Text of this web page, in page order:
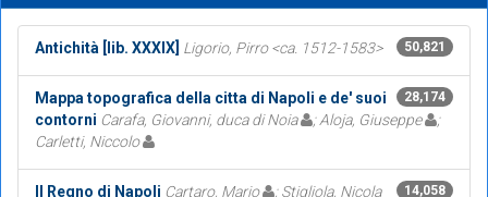
50,821
Antichità [lib. XXXIX] Ligorio, Pirro <ca. 1512-1583>
28,174
Mappa topografica della citta di Napoli e de' suoi
contorni Carafa, Giovanni, duca di Noia ; Aloja, Giuseppe
;
Carletti, Niccolo
14,058
Il Regno di Napoli Cartaro, Mario
; Stigliola, Nicola